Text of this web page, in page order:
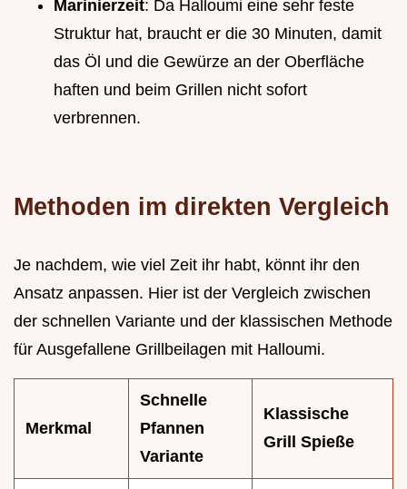
Marinierzeit: Da Halloumi eine sehr feste
Struktur hat, braucht er die 30 Minuten, damit
das Öl und die Gewürze an der Oberfläche
haften und beim Grillen nicht sofort
verbrennen.
Methoden im direkten Vergleich
Je nachdem, wie viel Zeit ihr habt, könnt ihr den
Ansatz anpassen. Hier ist der Vergleich zwischen
der schnellen Variante und der klassischen Methode
für Ausgefallene Grillbeilagen mit Halloumi.
Merkmal
Schnelle
Pfannen
Variante
Klassische
Grill Spieße